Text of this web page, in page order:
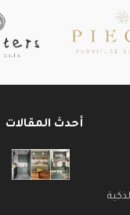
أحدث المقالات